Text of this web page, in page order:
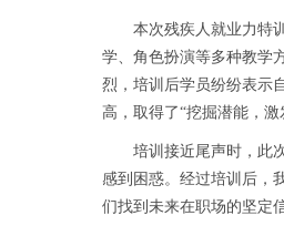
本次残疾人就业力特训
学、角色扮演等多种教学
烈，培训后学员纷纷表示
高，取得了“挖掘潜能，
培训接近尾声时，此次
感到困惑。经过培训后，
们找到未来在职场的坚定